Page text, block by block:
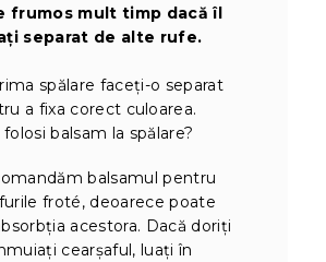
frumos mult timp dacă îl
separat de alte rufe.
spălare faceți-o separat
a fixa corect culoarea.
balsam la spălare?
balsamul pentru
froté, deoarece poate
acestora. Dacă doriți
cearșaful, luați în